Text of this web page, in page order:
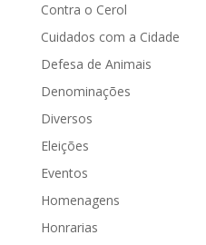
Contra o Cerol
Cuidados com a Cidade
Defesa de Animais
Denominações
Diversos
Eleições
Eventos
Homenagens
Honrarias